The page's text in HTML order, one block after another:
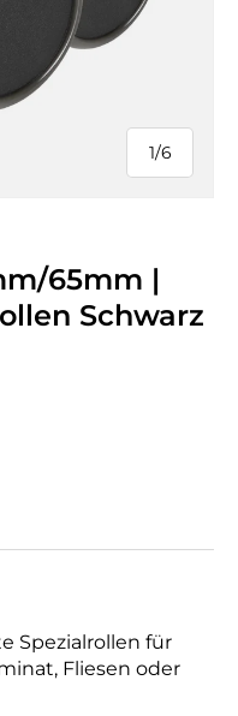
1/
von
6
65mm |
Schwarz
Spezialrollen für
Fliesen oder